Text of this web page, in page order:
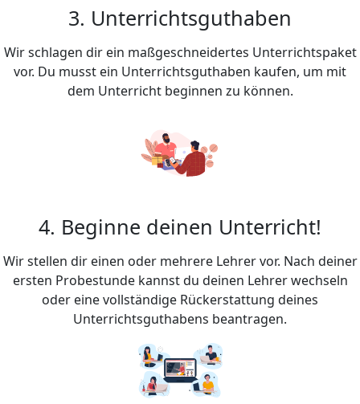
3. Unterrichtsguthaben
Wir schlagen dir ein maßgeschneidertes Unterrichtspaket
vor. Du musst ein Unterrichtsguthaben kaufen, um mit
dem Unterricht beginnen zu können.
4. Beginne deinen Unterricht!
Wir stellen dir einen oder mehrere Lehrer vor. Nach deiner
ersten Probestunde kannst du deinen Lehrer wechseln
oder eine vollständige Rückerstattung deines
Unterrichtsguthabens beantragen.